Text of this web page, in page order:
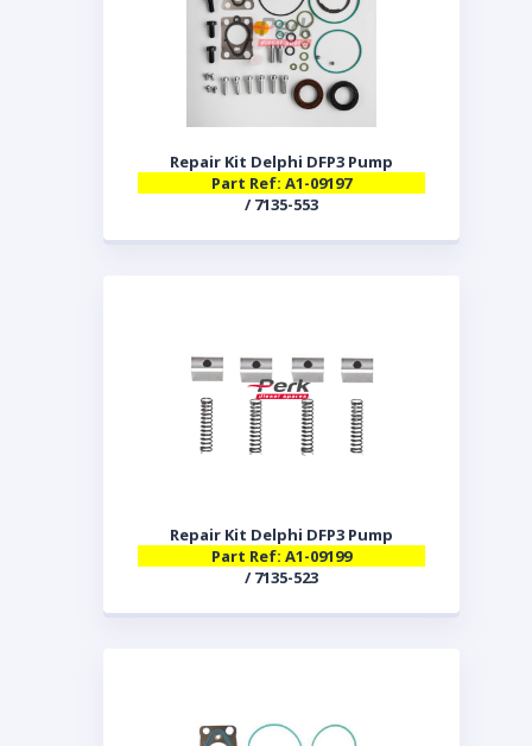
Repair Kit Delphi DFP3 Pump
Part Ref: A1-09197
/ 7135-553
Repair Kit Delphi DFP3 Pump
Part Ref: A1-09199
/ 7135-523